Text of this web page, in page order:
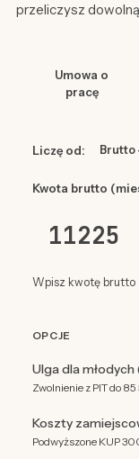
przeliczysz
Umowa o
pracę
Liczę od: Brutto
Kwota brutto
Wpisz kwotę brutto
OPCJE
Ulga dla
Zwolnienie z PIT do
Koszty
Podwyższone KUP